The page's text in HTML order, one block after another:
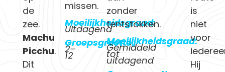
de
zee.
Machu
Picchu.
Dit
missen.
Moeilijkheidsgraad:
Uitdagend
Groepsgrootte:
2–
12
zonder
tentstokken.
Moeilijkheidsgraad:
Gemiddeld
tot
uitdagend
is
niet
voor
Hij